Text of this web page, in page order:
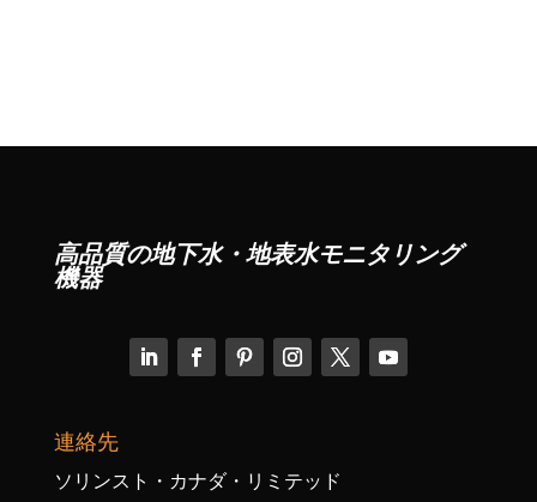
高品質の地下水・地表水モニタリング
機器
連絡先
ソリンスト・カナダ・リミテッド